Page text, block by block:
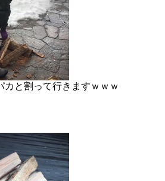
カと割って行きますｗｗｗ